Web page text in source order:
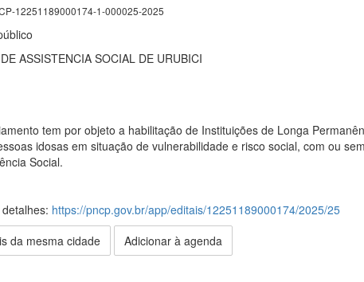
12251189000174-1-000025-2025
ASSISTENCIA SOCIAL DE URUBICI
tem por objeto a habilitação de Instituições de Longa
idosas em situação de vulnerabilidade e risco social, com ou
Social.
https://pncp.gov.br/app/editais/12251189000174/2025/25
da mesma cidade Adicionar à agenda